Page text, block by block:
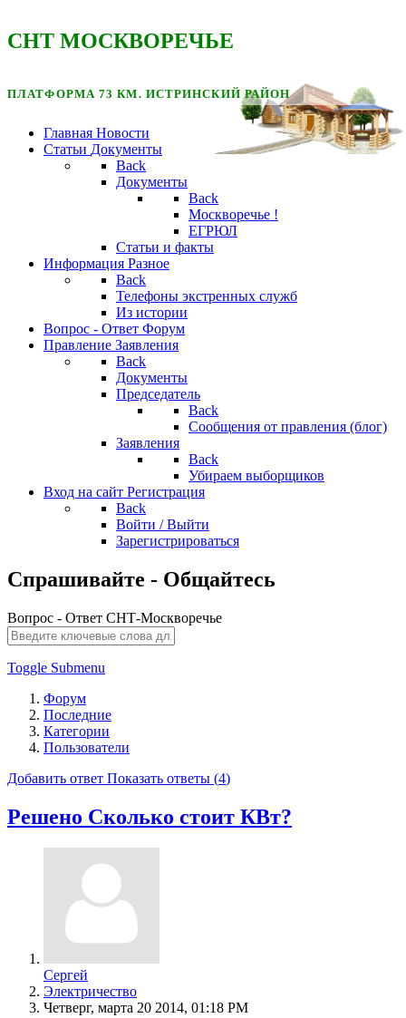
CНТ МОСКВОРЕЧЬЕ
ПЛАТФОРМА 73 КМ. ИСТРИНСКИЙ РАЙОН
Главная Новости
Статьи Документы
Back
Документы
Back
Москворечье !
ЕГРЮЛ
Статьи и факты
Информация Разное
Back
Телефоны экстренных служб
Из истории
Вопрос - Ответ Форум
Правление Заявления
Back
Документы
Председатель
Back
Сообщения от правления (блог)
Заявления
Back
Убираем выборщиков
Вход на сайт Регистрация
Back
Войти / Выйти
Зарегистрироваться
Спрашивайте - Общайтесь
Вопрос - Ответ СНТ-Москворечье
Toggle Submenu
Форум
Последние
Категории
Пользователи
Добавить ответ Показать ответы (4)
Решено Сколько стоит КВт?
Сергей
Электричество
Четверг, марта 20 2014, 01:18 PM